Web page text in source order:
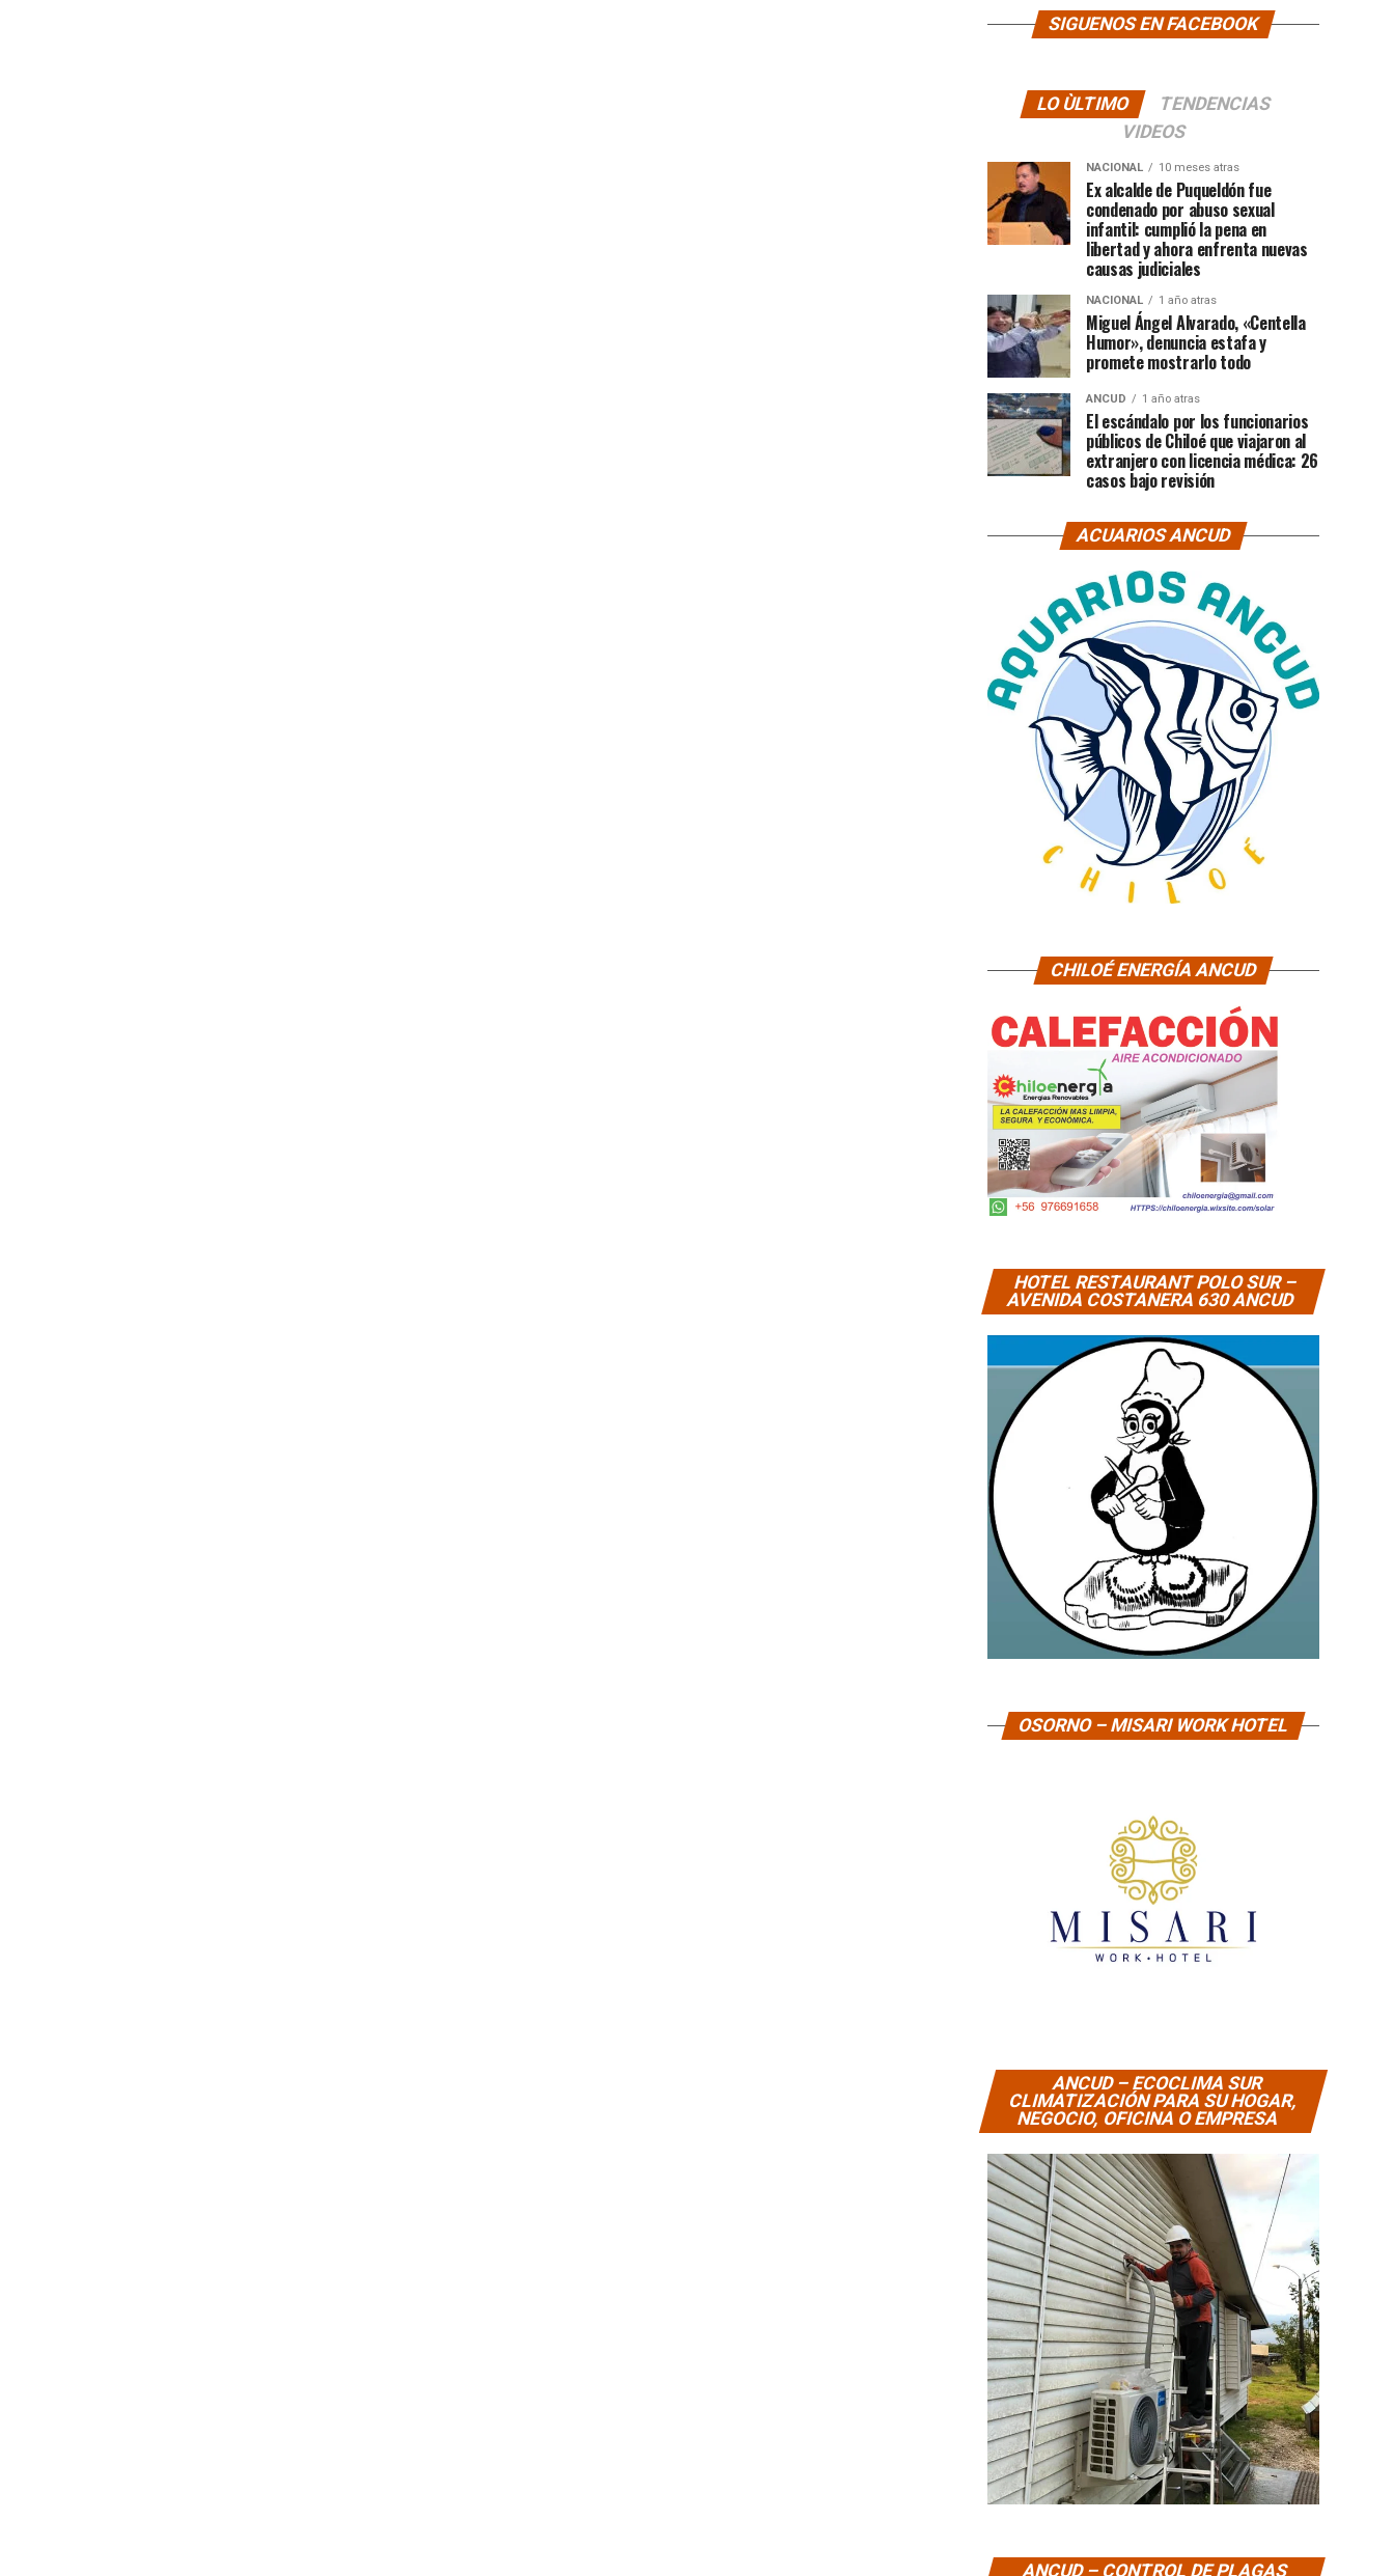
SIGUENOS EN FACEBOOK
LO ÙLTIMO
TENDENCIAS
VIDEOS
NACIONAL 10 meses atras
Ex alcalde de Puqueldón fue
condenado por abuso sexual
infantil: cumplió la pena en
libertad y ahora enfrenta nuevas
causas judiciales
NACIONAL 1 año atras
Miguel Ángel Alvarado, «Centella
Humor», denuncia estafa y
promete mostrarlo todo
ANCUD 1 año atras
El escándalo por los funcionarios
públicos de Chiloé que viajaron al
extranjero con licencia médica: 26
casos bajo revisión
ACUARIOS ANCUD
CHILOÉ ENERGÍA ANCUD
HOTEL RESTAURANT POLO SUR –
AVENIDA COSTANERA 630 ANCUD
OSORNO – MISARI WORK HOTEL
ANCUD – ECOCLIMA SUR
CLIMATIZACIÓN PARA SU HOGAR,
NEGOCIO, OFICINA O EMPRESA
ANCUD – CONTROL DE PLAGAS